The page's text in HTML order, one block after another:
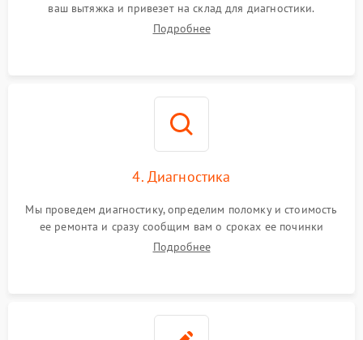
ваш вытяжка и привезет на склад для диагностики.
Подробнее
4. Диагностика
Мы проведем диагностику, определим поломку и стоимость
ее ремонта и сразу сообщим вам о сроках ее починки
Подробнее